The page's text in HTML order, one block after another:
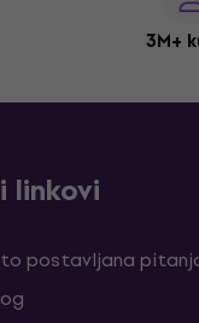
3M+
linkovi
postavljana